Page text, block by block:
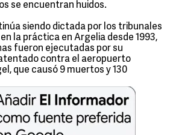
se encuentran huidos.
siendo dictada por los tribunales
la práctica en Argelia desde 1993,
fueron ejecutadas por su
contra el aeropuerto
que causó 9 muertos y 130